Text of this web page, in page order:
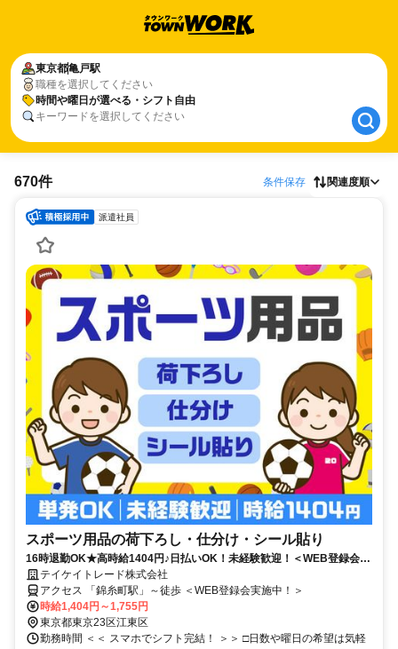
東京都亀戸駅
職種を選択してください
時間や曜日が選べる・シフト自由
キーワードを選択してください
東京都亀戸駅
時間や曜日が選べる・シフト自由
670件 条件保存 関連度順
派遣社員
スポーツ用品の荷下ろし・仕分け・シール貼り
16時退勤OK★高時給1404円♪日払いOK！未経験歓迎！＜WEB登録会実
施中＞テイケイトレード株式会社
アクセス 「錦糸町駅」～徒歩 ＜WEB登録会実施中！＞
時給1,404円～1,755円
東京都東京23区江東区
勤務時間 ＜＜ スマホでシフト完結！ ＞＞ □日数や曜日の希望は気軽